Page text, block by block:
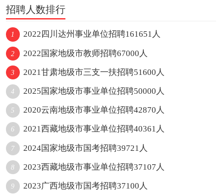
招聘人数排行
1 2022四川达州事业单位招聘161651人
2 2022国家地级市教师招聘67000人
3 2021甘肃地级市三支一扶招聘51600人
4 2025国家地级市事业单位招聘50000人
5 2020云南地级市事业单位招聘42870人
6 2021西藏地级市事业单位招聘40361人
7 2024国家地级市国考招聘39721人
8 2023西藏地级市事业单位招聘37107人
9 2023广西地级市国考招聘37100人